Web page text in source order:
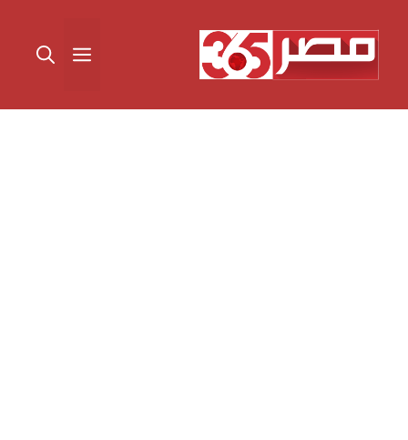
المحتوى القائمة